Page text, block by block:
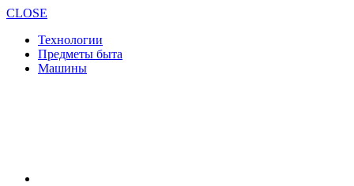
CLOSE
Технологии
Предметы быта
Машины